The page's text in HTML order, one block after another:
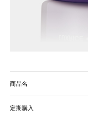
商品名
定期購入